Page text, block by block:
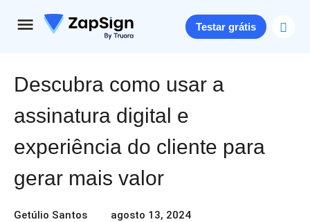
Testar grátis
Descubra como usar a
assinatura digital e
experiência do cliente para
gerar mais valor
Getúlio Santos
agosto 13, 2024